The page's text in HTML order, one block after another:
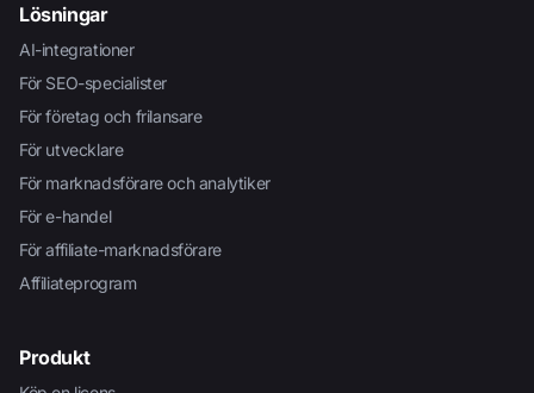
Lösningar
AI-integrationer
För SEO-specialister
För företag och frilansare
För utvecklare
För marknadsförare och analytiker
För e-handel
För affiliate-marknadsförare
Affiliateprogram
Produkt